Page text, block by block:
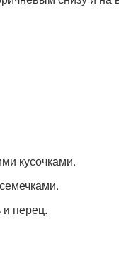
кусочками.
перец.